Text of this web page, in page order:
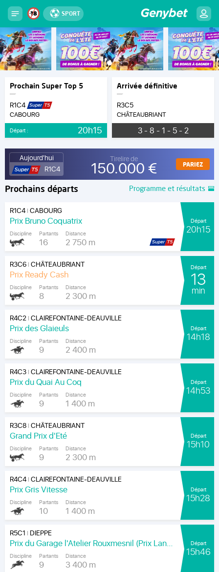
SPORT
Prochain Super Top 5
R1C4
CABOURG
Départ : 20h15
Arrivée définitive
R3C5
CHÂTEAUBRIANT
3 - 8 - 1 - 5 - 2
Aujourd'hui
R1C4
Tirelire de
150.000 € PARIEZ
Prochains départs Programme et résultats
R1C4|CABOURG
Prix Bruno Coquatrix
Discipline Partants
16
Distance
2 750 m
Départ
20h15
R3C6|CHÂTEAUBRIANT
Prix Ready Cash
Discipline Partants
8
Distance
2 300 m
Départ
13
min
R4C2|CLAIREFONTAINE-DEAUVILLE
Prix des Glaieuls
Discipline Partants
9
Distance
2 400 m
Départ
14h18
R4C3|CLAIREFONTAINE-DEAUVILLE
Prix du Quai Au Coq
Discipline Partants
9
Distance
1 400 m
Départ
14h53
R3C8|CHÂTEAUBRIANT
Grand Prix d'Eté
Discipline Partants
9
Distance
2 300 m
Départ
15h10
R4C4|CLAIREFONTAINE-DEAUVILLE
Prix Gris Vitesse
Discipline Partants
10
Distance
1 400 m
Départ
15h28
R5C1 | DIEPPE
Prix du Garage l'Atelier Rouxmesnil (Prix Lands End)
Discipline Partants
9
Distance
3 400 m
Départ
15h46